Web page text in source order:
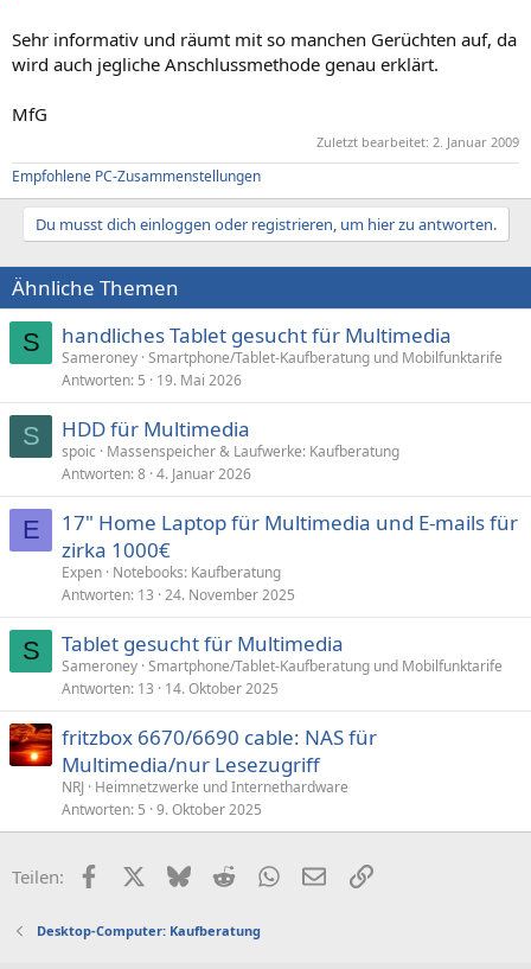
dekodiert werden. Dieses einfache Durchschleifen des
Mehrkanaltons wird als SPDIF-Passtrough bezeichnet.
Sehr informativ und räumt mit so manchen Gerüchten auf, da
wird auch jegliche Anschlussmethode genau erklärt.
MfG
Zuletzt bearbeitet: 2. Januar 2009
Empfohlene PC-Zusammenstellungen
Du musst dich einloggen oder registrieren, um hier zu antworten.
Ähnliche Themen
S handliches Tablet gesucht für Multimedia
Sameroney Smartphone/Tablet-Kaufberatung und Mobilfunktarife
Antworten 5 19. Mai 2026
S HDD für Multimedia
spoic
Massenspeicher & Laufwerke: Kaufberatung
Antworten 8 4. Januar 2026
E
17" Home Laptop für Multimedia und E-mails für
zirka 1000€
Expen Notebooks: Kaufberatung
Antworten 13 24. November 2025
S Tablet gesucht für Multimedia
Sameroney Smartphone/Tablet-Kaufberatung und Mobilfunktarife
Antworten 13 14. Oktober 2025
fritzbox 6670/6690 cable: NAS für
Multimedia/nur Lesezugriff
NRJ
Heimnetzwerke und Internethardware
Antworten 5 9. Oktober 2025
Teilen: FacebookX (Twitter)
BlueskyRedditWhatsApp
E-MailLink
Desktop-Computer: Kaufberatung